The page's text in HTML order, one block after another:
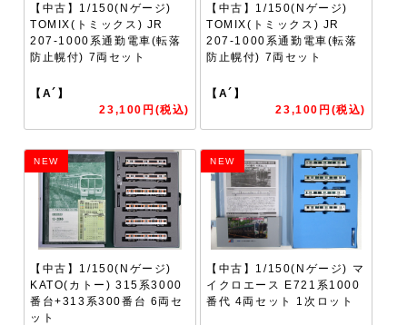
【中古】1/150(Nゲージ)
TOMIX(トミックス) JR
207-1000系通勤電車(転落
防止幌付) 7両セット
【A´】
23,100円(税込)
【中古】1/150(Nゲージ)
TOMIX(トミックス) JR
207-1000系通勤電車(転落
防止幌付) 7両セット
【A´】
23,100円(税込)
NEW
【中古】1/150(Nゲージ)
KATO(カトー) 315系3000
番台+313系300番台 6両セ
ット
NEW
【中古】1/150(Nゲージ) マ
イクロエース E721系1000
番代 4両セット 1次ロット